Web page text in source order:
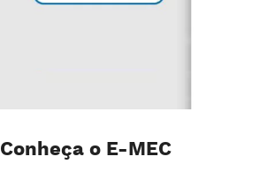
Conheça o E-MEC